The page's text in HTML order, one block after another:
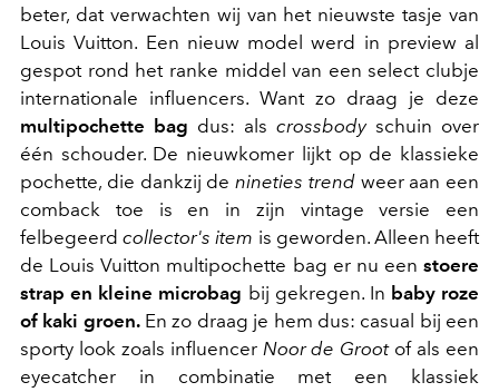
beter, dat verwachten wij van het nieuwste tasje van
Louis Vuitton. Een nieuw model werd in preview al
gespot rond het ranke middel van een select clubje
internationale influencers. Want zo draag je deze
multipochette bag dus: als crossbodyschuin over
één schouder. De nieuwkomer lijkt op de klassieke
pochette, die dankzij de nineties trend weer aan een
comback toe is en in zijn vintage versie een
felbegeerdcollector's item is geworden. Alleen heeft
de Louis Vuitton multipochette bag er nu een stoere
strap en kleine microbag bij gekregen. In baby roze
of kaki groen.En zo draag je hem dus: casual bij een
sporty look zoals influencer Noor de Groot of als een
eyecatcher in combinatie met een klassiek